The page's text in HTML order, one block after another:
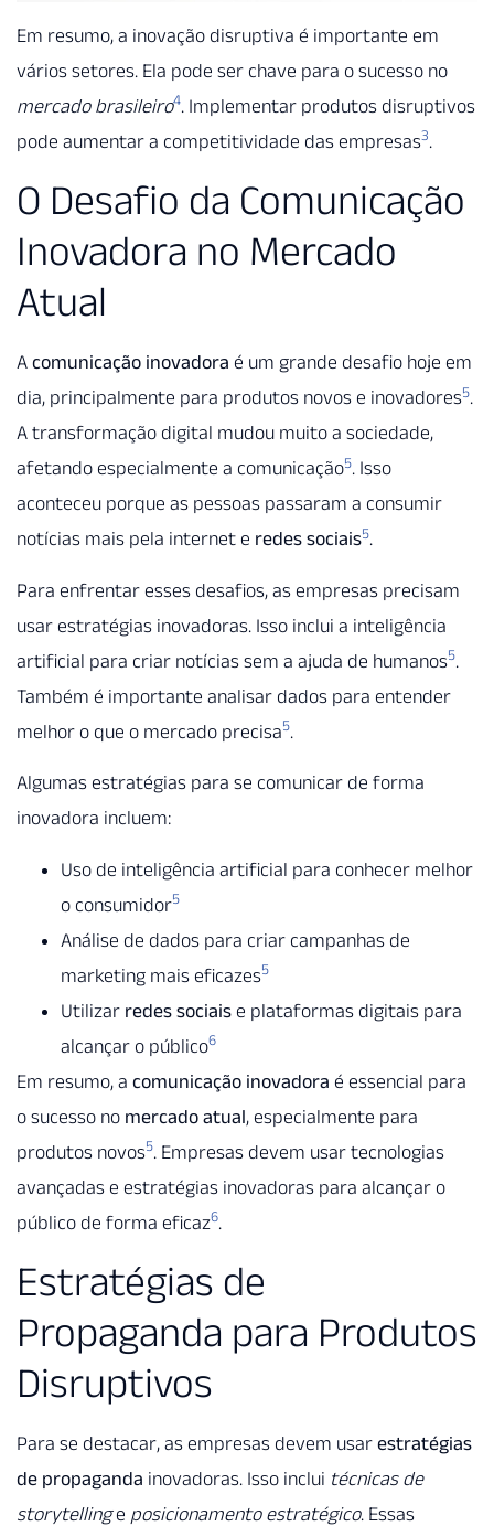
Em resumo, a inovação disruptiva é importante em
vários setores. Ela pode ser chave para o sucesso no
mercado brasileiro4. Implementar produtos disruptivos
pode aumentar a competitividade das empresas3.
O Desafio da Comunicação
Inovadora no Mercado
Atual
A comunicação inovadora é um grande desafio hoje em
dia, principalmente para produtos novos e inovadores5.
A transformação digital mudou muito a sociedade,
afetando especialmente a comunicação5. Isso
aconteceu porque as pessoas passaram a consumir
notícias mais pela internet e redes sociais5.
Para enfrentar esses desafios, as empresas precisam
usar estratégias inovadoras. Isso inclui a inteligência
artificial para criar notícias sem a ajuda de humanos5.
Também é importante analisar dados para entender
melhor o que o mercado precisa5.
Algumas estratégias para se comunicar de forma
inovadora incluem:
Uso de inteligência artificial para conhecer melhor
o consumidor5
Análise de dados para criar campanhas de
marketing mais eficazes5
Utilizar redes sociais e plataformas digitais para
alcançar o público6
Em resumo, a comunicação inovadora é essencial para
o sucesso no mercado atual, especialmente para
produtos novos5. Empresas devem usar tecnologias
avançadas e estratégias inovadoras para alcançar o
público de forma eficaz6.
Estratégias de
Propaganda para Produtos
Disruptivos
Para se destacar, as empresas devem usar estratégias
de propaganda inovadoras. Isso inclui técnicas de
storytellinge posicionamento estratégico. Essas